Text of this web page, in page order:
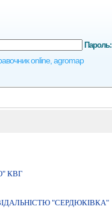
online, agromap
Пароль:
КВГ
"СЕРДЮКIВКА"